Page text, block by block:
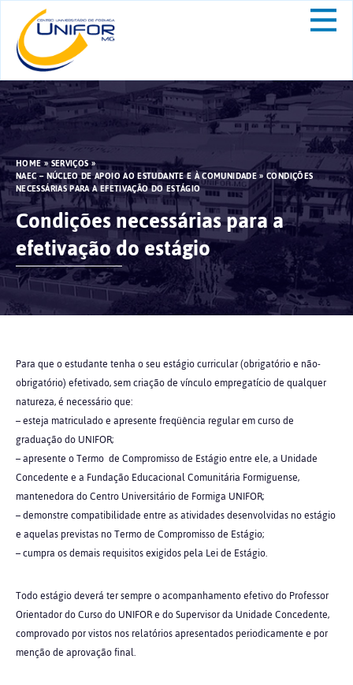
HOME»SERVIÇOS»
NAEC – NÚCLEO DE APOIO AO ESTUDANTE E À COMUNIDADE»CONDIÇÕES
NECESSÁRIAS PARA A EFETIVAÇÃO DO ESTÁGIO
Condições necessárias para a
efetivação do estágio
Para que o estudante tenha o seu estágio curricular (obrigatório e não-
obrigatório) efetivado, sem criação de vínculo empregatício de qualquer
natureza, é necessário que:
– esteja matriculado e apresente freqüência regular em curso de
graduação do UNIFOR;
– apresente o Termo de Compromisso de Estágio entre ele, a Unidade
Concedente e a Fundação Educacional Comunitária Formiguense,
mantenedora do Centro Universitário de Formiga UNIFOR;
– demonstre compatibilidade entre as atividades desenvolvidas no estágio
e aquelas previstas no Termo de Compromisso de Estágio;
– cumpra os demais requisitos exigidos pela Lei de Estágio.
Todo estágio deverá ter sempre o acompanhamento efetivo do Professor
Orientador do Curso do UNIFOR e do Supervisor da Unidade Concedente,
comprovado por vistos nos relatórios apresentados periodicamente e por
menção de aprovação final.